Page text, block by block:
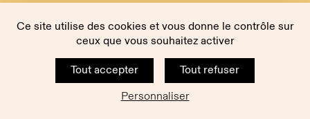
Ce site utilise des cookies et vous donne le contrôle sur
ceux que vous souhaitez activer
Tout accepter
Tout refuser
Personnaliser